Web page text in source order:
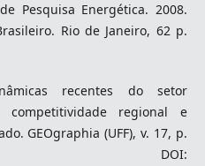
Pesquisa Energética. 2008.
Rio de Janeiro, 62 p.
recentes do setor
competitividade regional e
GEOgraphia (UFF), v. 17, p.
DOI: